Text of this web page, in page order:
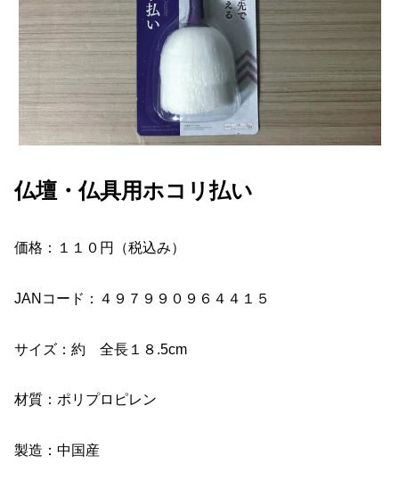
仏壇・仏具用ホコリ払い
価格：１１０円（税込み）
JANコード：４９７９９０９６４４１５
サイズ：約 全長１８.5cm
材質：ポリプロピレン
製造：中国産